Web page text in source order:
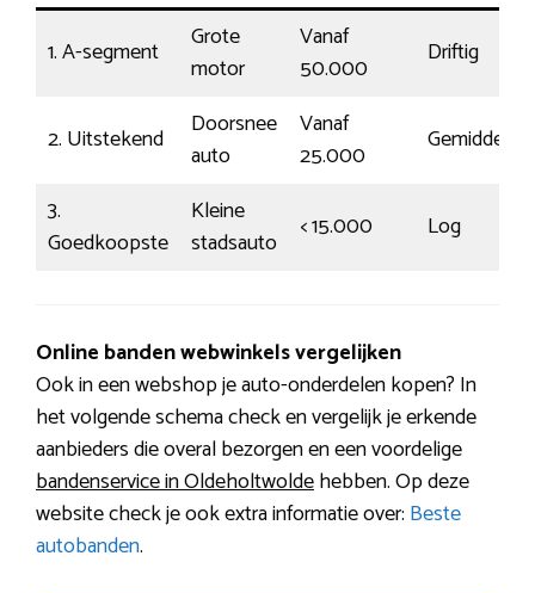
1. A-segment
Grote
motor
Vanaf
50.000
Driftig
2. Uitstekend
Doorsnee
auto
Vanaf
25.000
Gemiddeld
3.
Goedkoopste
Kleine
stadsauto
< 15.000 Log
Online banden webwinkels vergelijken
Ook in een webshop je auto-onderdelen kopen? In
het volgende schema check en vergelijk je erkende
aanbieders die overal bezorgen en een voordelige
bandenservice in Oldeholtwoldehebben. Op deze
website check je ook extra informatie over: Beste
autobanden.